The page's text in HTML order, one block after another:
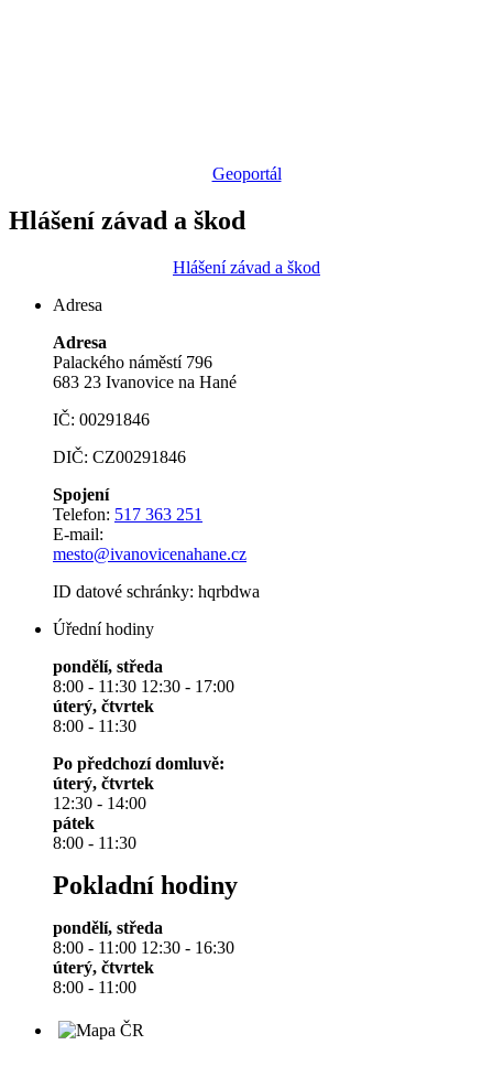
Geoportál
Hlášení závad a škod
Hlášení závad a škod
Adresa
Adresa
Palackého náměstí 796
683 23 Ivanovice na Hané
IČ: 00291846
DIČ: CZ00291846
Spojení
Telefon: 517 363 251
E-mail:
mesto@ivanovicenahane.cz
ID datové schránky: hqrbdwa
Úřední hodiny
pondělí, středa
8:00 - 11:30 12:30 - 17:00
úterý, čtvrtek
8:00 - 11:30
Po předchozí domluvě:
úterý, čtvrtek
12:30 - 14:00
pátek
8:00 - 11:30
Pokladní hodiny
pondělí, středa
8:00 - 11:00 12:30 - 16:30
úterý, čtvrtek
8:00 - 11:00